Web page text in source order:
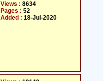
Views : 8634
Pages : 52
Added : 18-Jul-2020